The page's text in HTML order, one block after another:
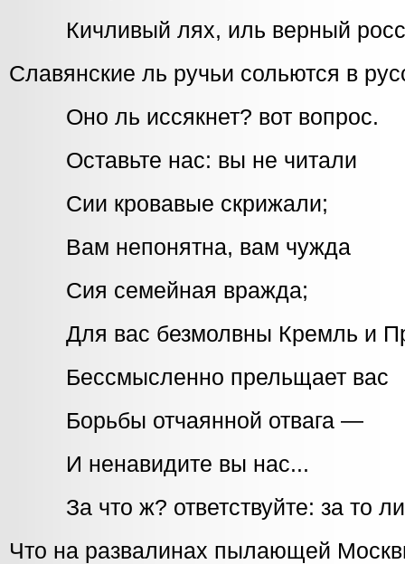
Кичливый лях, иль верный
Славянские ль ручьи сольются в
Оно ль иссякнет? вот вопрос.
Оставьте нас: вы не читали
Сии кровавые скрижали;
Вам непонятна, вам чужда
Сия семейная вражда;
Для вас безмолвны Кремль и
Бессмысленно прельщает вас
Борьбы отчаянной отвага —
И ненавидите вы нас...
За что ж? ответствуйте: за то
Что на развалинах пылающей